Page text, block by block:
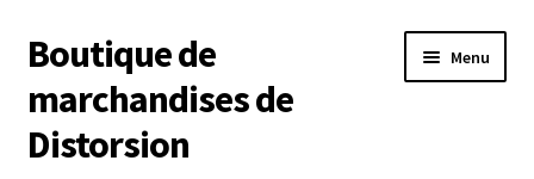
Aller
à
la
navigation
Aller
au
contenu
Boutique de
marchandises de
Distorsion
Menu